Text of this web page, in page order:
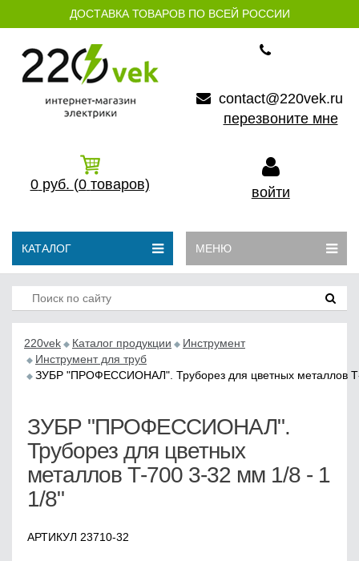
ДОСТАВКА ТОВАРОВ ПО ВСЕЙ РОССИИ
contact@220vek.ru
перезвоните мне
0 руб. (0 товаров) войти
КАТАЛОГ МЕНЮ
220vek Каталог продукции
Инструмент
Инструмент для труб
ЗУБР "ПРОФЕССИОНАЛ". Труборез для цветных металлов
ЗУБР "ПРОФЕССИОНАЛ".
Труборез для цветных
металлов Т-700 3-32 мм 1/8 - 1
1/8"
АРТИКУЛ 23710-32